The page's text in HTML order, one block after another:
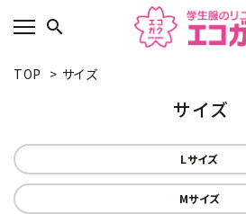
search
TOP > サイズ
サイズ
Lサイズ
Mサイズ